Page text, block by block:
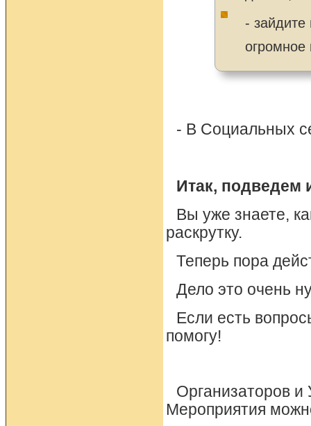
-
огромное
- В Социальных
Итак, подведем
Вы уже знаете,
раскрутку.
Теперь пора
Дело это очень
Если есть
помогу!
Организаторов и
Мероприятия